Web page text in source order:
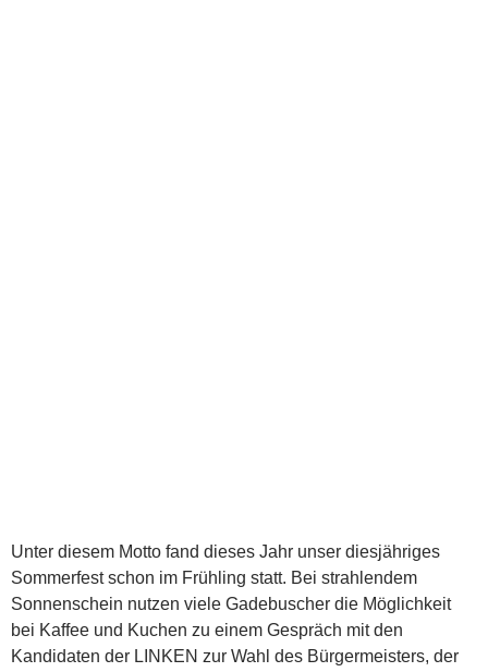
Unter diesem Motto fand dieses Jahr unser diesjähriges
Sommerfest schon im Frühling statt. Bei strahlendem
Sonnenschein nutzen viele Gadebuscher die Möglichkeit
bei Kaffee und Kuchen zu einem Gespräch mit den
Kandidaten der LINKEN zur Wahl des Bürgermeisters, der